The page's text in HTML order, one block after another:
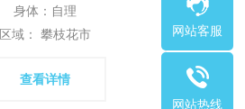
身体：自理
区域： 攀枝花市
查看详情
网站客服
网站热线